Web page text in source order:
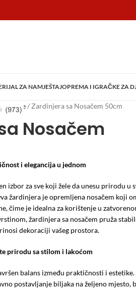
ZA NAMJEŠTAJOPREMA I IGRAČKE ZA
Saksije/ Zardinjera sa Nosačem 50cm
Nosačem
i elegancija u jednom
izbor za sve koji žele da unesu prirodu u
žardinjera je opremljena nosačem koji
čime je idealna za korištenje u
žardinjera sa nosačem pruža
dekoraciji vašeg prostora.
prirodu sa stilom i lakoćom
balans između praktičnosti i estetike.
postavljanje biljaka na željeno mjesto,